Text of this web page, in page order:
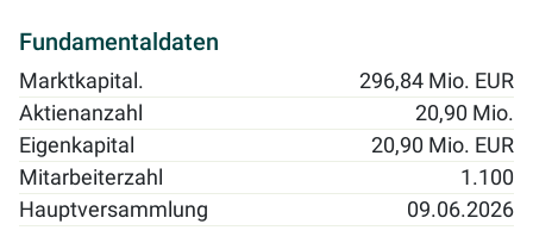
Fundamentaldaten
Marktkapital.
296,84 Mio. EUR
Aktienanzahl
20,90 Mio.
Eigenkapital
20,90 Mio. EUR
Mitarbeiterzahl
1.100
Hauptversammlung
09.06.2026